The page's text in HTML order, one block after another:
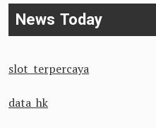
News Today
slot terpercaya
data hk